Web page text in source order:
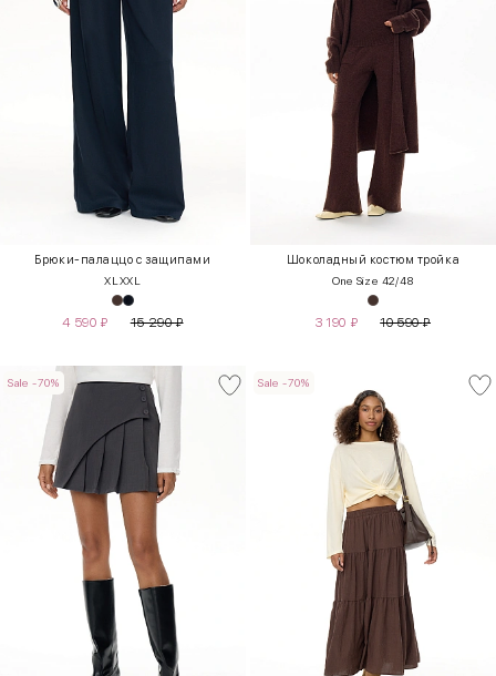
Брюки-палаццо с защипами
XL XXL
4 590 ₽ 15 290₽
Шоколадный костюм тройка
One Size 42/48
3 190 ₽ 10 590₽
Sale -70% Sale -70%